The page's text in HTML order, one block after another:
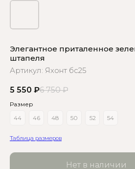
Элегантное приталенное
штапеля
Артикул: Яхонт бс25
5 550 ₽6 750 ₽
Размер
44
46 48 50 52 54
Таблица размеров
Нет в наличии